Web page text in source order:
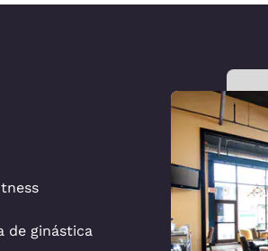
de ginástica